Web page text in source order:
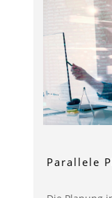
Parallele